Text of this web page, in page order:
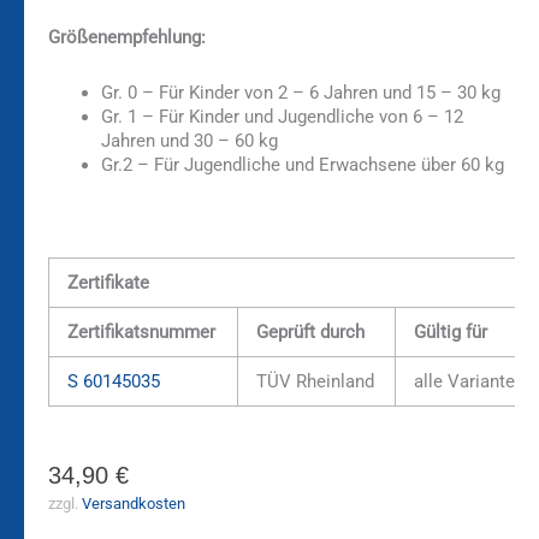
Größenempfehlung:
Gr. 0 – Für Kinder von 2 – 6 Jahren und 15 – 30 kg
Gr. 1 – Für Kinder und Jugendliche von 6 – 12
Jahren und 30 – 60 kg
Gr.2 – Für Jugendliche und Erwachsene über 60 kg
S 60145035 TÜV Rheinland alle Varianten
Zertifikate
Zertifikatsnummer Geprüft durch Gültig für
34,90 €
zzgl. Versandkosten